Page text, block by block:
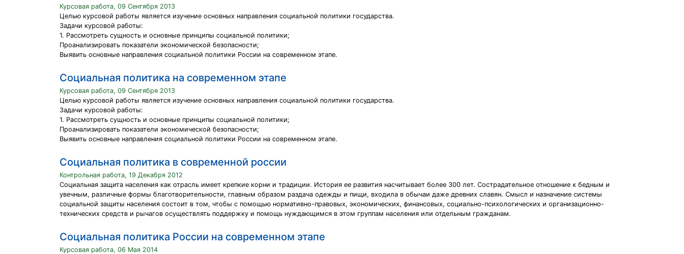
Курсовая работа, 09 Сентября 2013
Целью курсовой работы является изучение основных направления социальной политики государства.
Задачи курсовой работы:
1. Рассмотреть сущность и основные принципы социальной политики;
Проанализировать показатели экономической безопасности;
Выявить основные направления социальной политики России на современном этапе.
Социальная политика на современном этапе
Курсовая работа, 09 Сентября 2013
Целью курсовой работы является изучение основных направления социальной политики государства.
Задачи курсовой работы:
1. Рассмотреть сущность и основные принципы социальной политики;
Проанализировать показатели экономической безопасности;
Выявить основные направления социальной политики России на современном этапе.
Социальная политика в современной россии
Контрольная работа, 19 Декабря 2012
Социальная защита населения как отрасль имеет крепкие корни и традиции. История ее развития насчитывает более 300 лет. Сострадательное отношение к бедным и
увечным, различные формы благотворительности, главным образом раздача одежды и пищи, входила в обычаи даже древних славян. Смысл и назначение системы
социальной защиты населения состоит в том, чтобы с помощью нормативно-правовых, экономических, финансовых, социально-психологических и организационно-
технических средств и рычагов осуществлять поддержку и помощь нуждающимся в этом группам населения или отдельным гражданам.
Социальная политика России на современном этапе
Курсовая работа, 06 Мая 2014